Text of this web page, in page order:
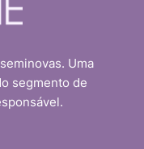
Uma
segmento de